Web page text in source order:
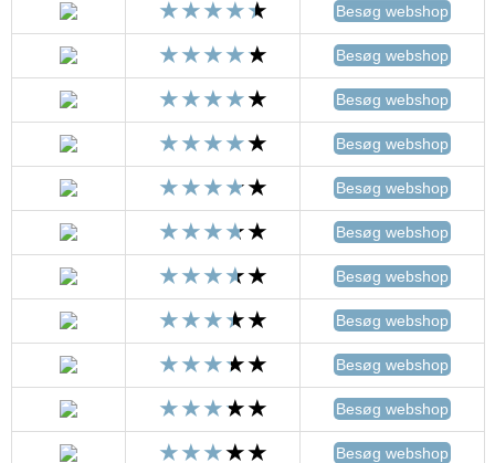
Besøg webshop
Besøg webshop
Besøg webshop
Besøg webshop
Besøg webshop
Besøg webshop
Besøg webshop
Besøg webshop
Besøg webshop
Besøg webshop
Besøg webshop